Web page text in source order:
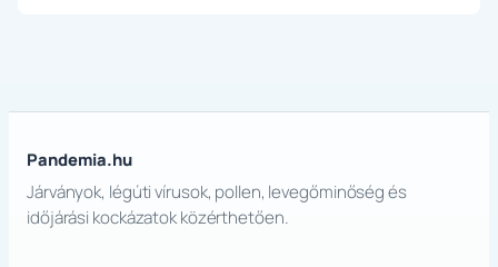
Pandemia.hu
Járványok, légúti vírusok, pollen, levegőminőség és
időjárási kockázatok közérthetően.